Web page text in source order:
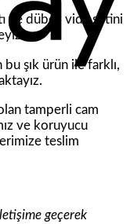
ve dübel, vida setini
şık ürün ile farklı,
tamperli cam
ve koruyucu
teslim
geçerek